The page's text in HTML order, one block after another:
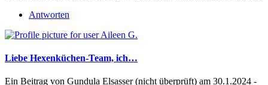
Antworten
Liebe Hexenküchen-Team, ich…
Ein Beitrag von Gundula Elsasser (nicht überprüft) am 30.1.2024 -